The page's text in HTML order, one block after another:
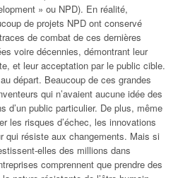
» ou NPD). En réalité,
de projets NPD ont conservé
de combat de ces dernières
voire décennies, démontrant leur
et leur acceptation par le public cible.
départ. Beaucoup de ces grandes
qui n’avaient aucune idée des
d’un public particulier. De plus, même
les risques d’échec, les innovations
qui résiste aux changements. Mais si
elles des millions dans
comprennent que prendre des